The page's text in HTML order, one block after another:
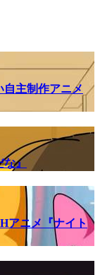
主制作アニメ
』
アニメ『ナイト